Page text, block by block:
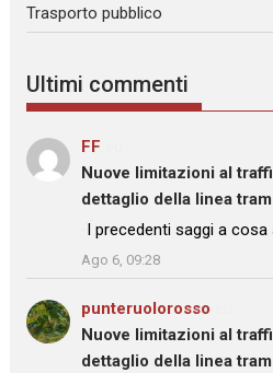
Trasporto pubblico
Ultimi commenti
FF
Nuove limitazioni al
dettaglio della linea
: “I precedenti saggi a
Ago 6, 09:28
punteruolorosso
Nuove limitazioni al
dettaglio della linea